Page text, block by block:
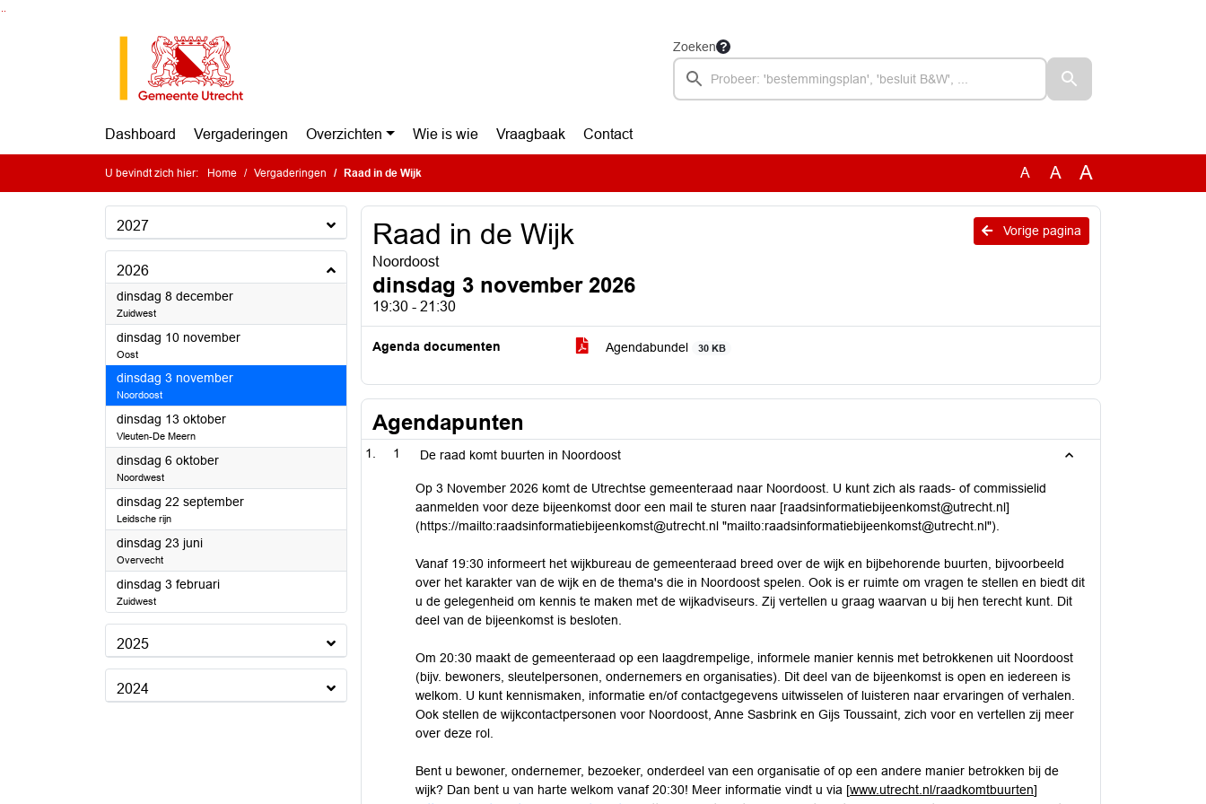
Zoeken
Dashboard Vergaderingen Overzichten Wie is wie Vraagbaak Contact
U bevindt zich hier: Home Vergaderingen Raad in de Wijk A A A
2027
2026
dinsdag 8 december2026
Zuidwest
dinsdag 10 november2026
Oost
dinsdag 3 november2026
Noordoost
dinsdag 13 oktober2026
Vleuten-De Meern
dinsdag 6 oktober2026
Noordwest
dinsdag 22 september2026
Leidsche rijn
dinsdag 23 juni2026
Overvecht
dinsdag 3 februari2026
Zuidwest
2025
2024
Vorige pagina
Raad in de Wijk
Noordoost
dinsdag 3 november 2026
19:30 - 21:30
Agenda documenten Agendabundel 30 KB
Agendapunten
1 De raad komt buurten in Noordoost
Op 3 November 2026 komt de Utrechtse gemeenteraad naar Noordoost. U kunt zich als raads- of commissielid
aanmelden voor deze bijeenkomst door een mail te sturen naar [raadsinformatiebijeenkomst@utrecht.nl]
(https://mailto:raadsinformatiebijeenkomst@utrecht.nl "mailto:raadsinformatiebijeenkomst@utrecht.nl").
Vanaf 19:30 informeert het wijkbureau de gemeenteraad breed over de wijk en bijbehorende buurten, bijvoorbeeld
over het karakter van de wijk en de thema's die in Noordoost spelen. Ook is er ruimte om vragen te stellen en biedt dit
u de gelegenheid om kennis te maken met de wijkadviseurs. Zij vertellen u graag waarvan u bij hen terecht kunt. Dit
deel van de bijeenkomst is besloten.
Om 20:30 maakt de gemeenteraad op een laagdrempelige, informele manier kennis met betrokkenen uit Noordoost
(bijv. bewoners, sleutelpersonen, ondernemers en organisaties). Dit deel van de bijeenkomst is open en iedereen is
welkom. U kunt kennismaken, informatie en/of contactgegevens uitwisselen of luisteren naar ervaringen of verhalen.
Ook stellen de wijkcontactpersonen voor Noordoost, Anne Sasbrink en Gijs Toussaint, zich voor en vertellen zij meer
over deze rol.
Bent u bewoner, ondernemer, bezoeker, onderdeel van een organisatie of op een andere manier betrokken bij de
wijk? Dan bent u van harte welkom vanaf 20:30! Meer informatie vindt u via [www.utrecht.nl/raadkomtbuurten]